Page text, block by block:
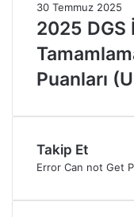
30 Temmuz 2025
2025 DGS
Puanları
Takip Et
Error Can not Get